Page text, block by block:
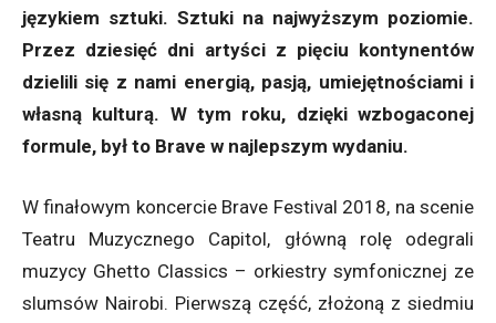
językiem sztuki. Sztuki na najwyższym poziomie.
Przez dziesięć dni artyści z pięciu kontynentów
dzielili się z nami energią, pasją, umiejętnościami i
własną kulturą. W tym roku, dzięki wzbogaconej
formule, był to Brave w najlepszym wydaniu.
W finałowym koncercie Brave Festival 2018, na scenie
Teatru Muzycznego Capitol, główną rolę odegrali
muzycy Ghetto Classics – orkiestry symfonicznej ze
slumsów Nairobi. Pierwszą część, złożoną z siedmiu